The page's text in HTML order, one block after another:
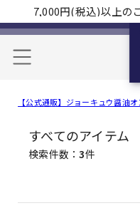
7,000円(税込)以上の
【公式通販】ジョーキュウ醤油
すべてのアイテム
検索件数 3件